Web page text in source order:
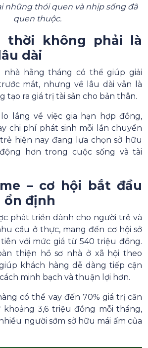
những thói quen và nhịp sống đã
quen thuộc.
thời không phải là
dài
nhà hằng tháng có thể giúp giải
mắt, nhưng về lâu dài vẫn là
tạo ra giá trị tài sản cho bản thân.
lắng về việc gia hạn hợp đồng,
chi phí phát sinh mỗi lần chuyển
hiện nay đang lựa chọn sở hữu
hơn trong cuộc sống và tài
– cơ hội bắt đầu
ổn định
phát triển dành cho người trẻ và
cầu ở thực, mang đến cơ hội sở
với mức giá từ 540 triệu đồng.
thiện hồ sơ nhà ở xã hội theo
khách hàng dễ dàng tiếp cận
minh bạch và thuận lợi hơn.
có thể vay đến 70% giá trị căn
3,6 triệu đồng mỗi tháng,
người sớm sở hữu mái ấm của